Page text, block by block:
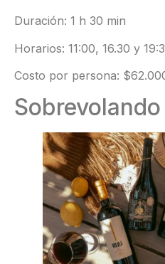
Duración: 1 h 30 min
Horarios: 11:00, 16.30 y
Costo por persona: